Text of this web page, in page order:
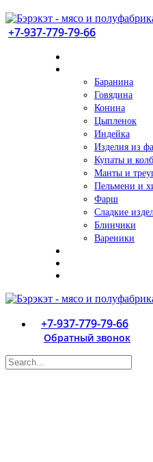
+7-937-779-79-66
Баранина
Говядина
Конина
Цыпленок
Индейка
Изделия из
Купаты и
Манты и
Пельмени и
Фарш
Сладкие
Блинчики
Вареники
+7-937-779-79-66
Обратный звонок